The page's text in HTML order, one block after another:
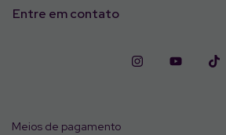
Entre em contato
Meios de pagamento